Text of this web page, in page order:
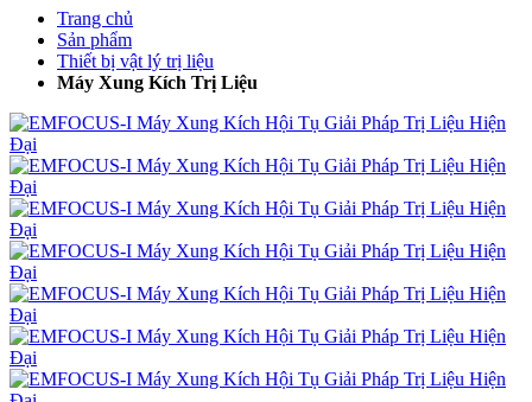
Trang chủ
Sản phẩm
Thiết bị vật lý trị liệu
Máy Xung Kích Trị Liệu